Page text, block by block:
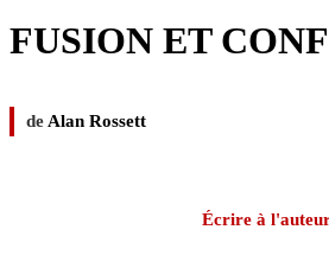
FUSION ET
de Alan Rossett
Écrire à